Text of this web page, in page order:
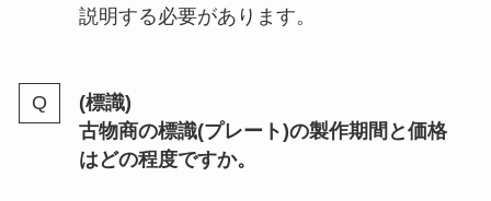
説明する必要があります。
(標識)
古物商の標識(プレート)の製作期間と価格
はどの程度ですか。